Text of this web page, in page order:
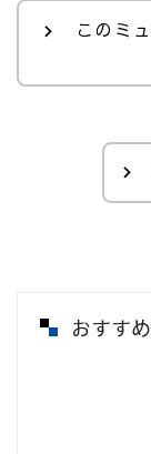
このミ
おすす